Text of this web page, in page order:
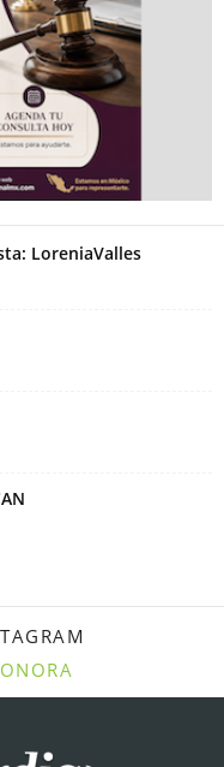
LoreniaValles